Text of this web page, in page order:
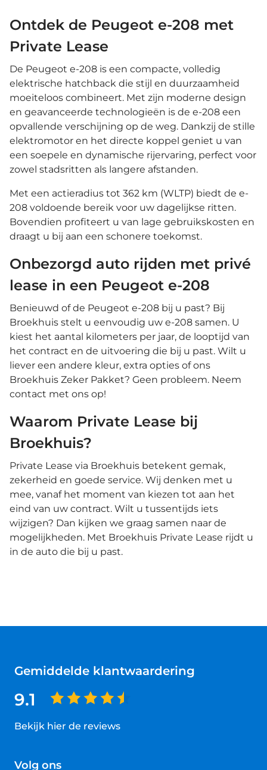
Ontdek de Peugeot e-208 met
Private Lease
De Peugeot e-208 is een compacte, volledig
elektrische hatchback die stijl en duurzaamheid
moeiteloos combineert. Met zijn moderne design
en geavanceerde technologieën is de e-208 een
opvallende verschijning op de weg. Dankzij de stille
elektromotor en het directe koppel geniet u van
een soepele en dynamische rijervaring, perfect voor
zowel stadsritten als langere afstanden.
Met een actieradius tot 362 km (WLTP) biedt de e-
208 voldoende bereik voor uw dagelijkse ritten.
Bovendien profiteert u van lage gebruikskosten en
draagt u bij aan een schonere toekomst.
Onbezorgd auto rijden met privé
lease in een Peugeot e-208
Benieuwd of de Peugeot e-208 bij u past? Bij
Broekhuis stelt u eenvoudig uw e-208 samen. U
kiest het aantal kilometers per jaar, de looptijd van
het contract en de uitvoering die bij u past. Wilt u
liever een andere kleur, extra opties of ons
Broekhuis Zeker Pakket? Geen probleem. Neem
contact met ons op!
Waarom Private Lease bij
Broekhuis?
Private Lease via Broekhuis betekent gemak,
zekerheid en goede service. Wij denken met u
mee, vanaf het moment van kiezen tot aan het
eind van uw contract. Wilt u tussentijds iets
wijzigen? Dan kijken we graag samen naar de
mogelijkheden. Met Broekhuis Private Lease rijdt u
in de auto die bij u past.
Gemiddelde klantwaardering
9.1
Bekijk hier de reviews
van
Volg ons